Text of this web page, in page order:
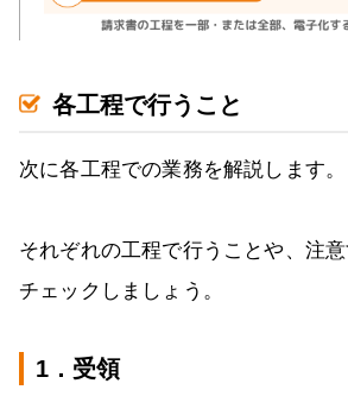
各工程で行うこと
次に各工程での業務を解説します。
それぞれの工程で行うことや、注
チェックしましょう。
1．受領